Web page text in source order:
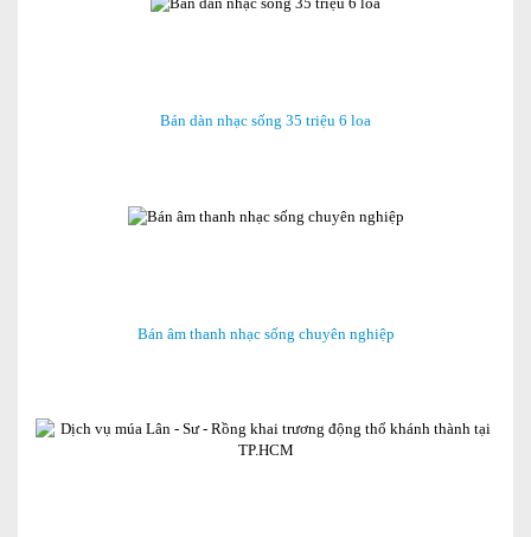
Bán dàn nhạc sống 35 triệu 6 loa
Bán âm thanh nhạc sống chuyên nghiệp